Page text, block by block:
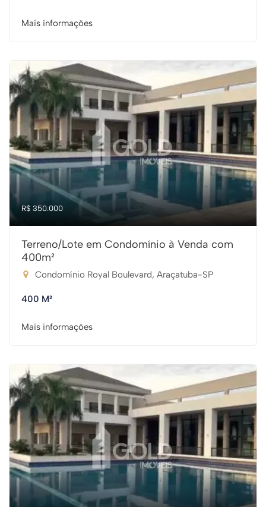
Mais informações
R$ 350.000
Terreno/Lote em Condomínio à Venda com
400m²
Condomínio Royal Boulevard, Araçatuba-SP
400 M²
Mais informações